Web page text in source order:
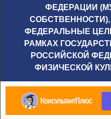
ФЕДЕРАЦИИ
ФЕДЕРАЛЬНЫЕ
РАМКАХ
РОССИЙСКОЙ
ФИЗИЧЕСКОЙ